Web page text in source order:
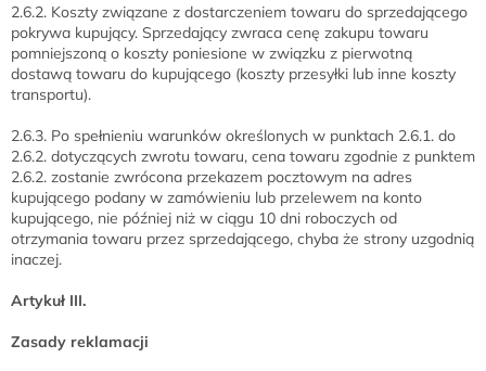
2.6.2. Koszty związane z dostarczeniem towaru do sprzedającego
pokrywa kupujący. Sprzedający zwraca cenę zakupu towaru
pomniejszoną o koszty poniesione w związku z pierwotną
dostawą towaru do kupującego (koszty przesyłki lub inne koszty
transportu).
2.6.3. Po spełnieniu warunków określonych w punktach 2.6.1. do
2.6.2. dotyczących zwrotu towaru, cena towaru zgodnie z punktem
2.6.2. zostanie zwrócona przekazem pocztowym na adres
kupującego podany w zamówieniu lub przelewem na konto
kupującego, nie później niż w ciągu 10 dni roboczych od
otrzymania towaru przez sprzedającego, chyba że strony uzgodnią
inaczej.
Artykuł III.
Zasady reklamacji